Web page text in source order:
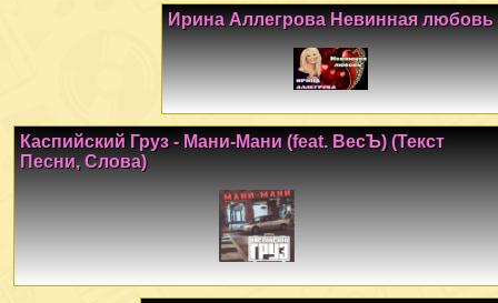
Ирина Аллегрова Невинная любовь
Каспийский Груз - Мани-Мани (feat. ВесЪ) (Текст
Песни, Слова)